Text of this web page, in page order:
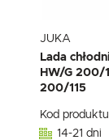
JUKA
Lada
HW/G 200/
200/115
Kod
14-21 dni